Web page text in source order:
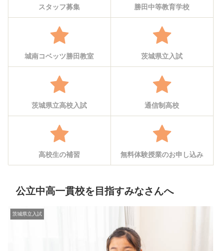
スタッフ募集 勝田中等教育学校
城南コベッツ勝田教室 茨城県立入試
茨城県立高校入試 通信制高校
高校生の補習 無料体験授業のお申し込み
公立中高一貫校を目指すみなさんへ
茨城県立入試